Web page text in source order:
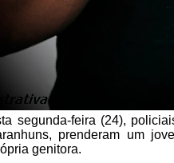
segunda-feira (24),
prenderam um
genitora.